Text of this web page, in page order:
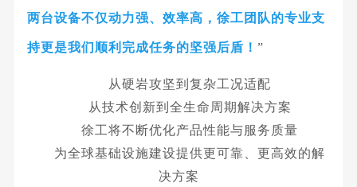
两台设备不仅动力强、效率高，徐工团队的专业支
持更是我们顺利完成任务的坚强后盾！ ”
从硬岩攻坚到复杂工况适配
从技术创新到全生命周期解决方案
徐工将不断优化产品性能与服务质量
为全球基础设施建设提供更可靠、更高效的解
决方案